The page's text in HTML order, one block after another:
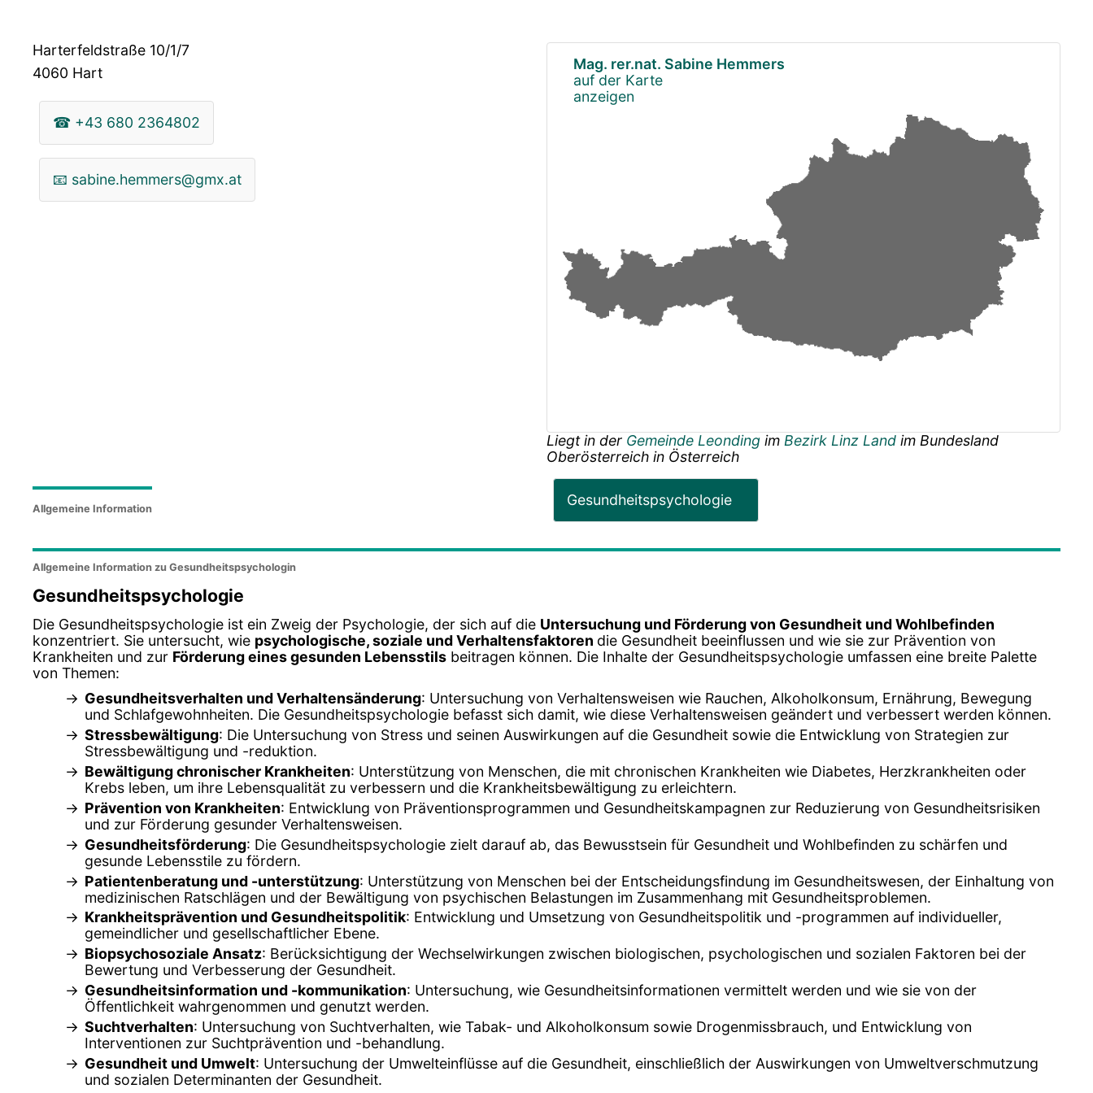
Harterfeldstraße 10/1/7
4060 Hart
☎ +43 680 2364802
📧 sabine.hemmers@gmx.at
Allgemeine Information
Mag. rer.nat. Sabine Hemmers
auf der Karte
anzeigen
Liegt in der Gemeinde Leonding im Bezirk Linz Land im Bundesland
Oberösterreich in Österreich
Gesundheitspsychologie
Allgemeine Information zu Gesundheitspsychologin
Gesundheitspsychologie
Die Gesundheitspsychologie ist ein Zweig der Psychologie, der sich auf die Untersuchung und Förderung von Gesundheit und Wohlbefinden
konzentriert. Sie untersucht, wie psychologische, soziale und Verhaltensfaktoren die Gesundheit beeinflussen und wie sie zur Prävention von
Krankheiten und zur Förderung eines gesunden Lebensstils beitragen können. Die Inhalte der Gesundheitspsychologie umfassen eine breite Palette
von Themen:
Gesundheitsverhalten und Verhaltensänderung: Untersuchung von Verhaltensweisen wie Rauchen, Alkoholkonsum, Ernährung, Bewegung
und Schlafgewohnheiten. Die Gesundheitspsychologie befasst sich damit, wie diese Verhaltensweisen geändert und verbessert werden können.
Stressbewältigung: Die Untersuchung von Stress und seinen Auswirkungen auf die Gesundheit sowie die Entwicklung von Strategien zur
Stressbewältigung und -reduktion.
Bewältigung chronischer Krankheiten: Unterstützung von Menschen, die mit chronischen Krankheiten wie Diabetes, Herzkrankheiten oder
Krebs leben, um ihre Lebensqualität zu verbessern und die Krankheitsbewältigung zu erleichtern.
Prävention von Krankheiten: Entwicklung von Präventionsprogrammen und Gesundheitskampagnen zur Reduzierung von Gesundheitsrisiken
und zur Förderung gesunder Verhaltensweisen.
Gesundheitsförderung: Die Gesundheitspsychologie zielt darauf ab, das Bewusstsein für Gesundheit und Wohlbefinden zu schärfen und
gesunde Lebensstile zu fördern.
Patientenberatung und -unterstützung: Unterstützung von Menschen bei der Entscheidungsfindung im Gesundheitswesen, der Einhaltung von
medizinischen Ratschlägen und der Bewältigung von psychischen Belastungen im Zusammenhang mit Gesundheitsproblemen.
Krankheitsprävention und Gesundheitspolitik: Entwicklung und Umsetzung von Gesundheitspolitik und -programmen auf individueller,
gemeindlicher und gesellschaftlicher Ebene.
Biopsychosoziale Ansatz: Berücksichtigung der Wechselwirkungen zwischen biologischen, psychologischen und sozialen Faktoren bei der
Bewertung und Verbesserung der Gesundheit.
Gesundheitsinformation und -kommunikation: Untersuchung, wie Gesundheitsinformationen vermittelt werden und wie sie von der
Öffentlichkeit wahrgenommen und genutzt werden.
Suchtverhalten: Untersuchung von Suchtverhalten, wie Tabak- und Alkoholkonsum sowie Drogenmissbrauch, und Entwicklung von
Interventionen zur Suchtprävention und -behandlung.
Gesundheit und Umwelt: Untersuchung der Umwelteinflüsse auf die Gesundheit, einschließlich der Auswirkungen von Umweltverschmutzung
und sozialen Determinanten der Gesundheit.